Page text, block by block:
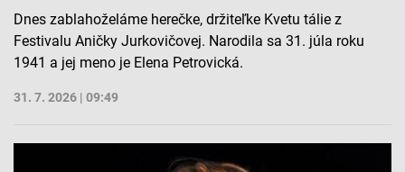
Dnes zablahoželáme herečke, držiteľke Kvetu tálie z
Festivalu Aničky Jurkovičovej. Narodila sa 31. júla roku
1941 a jej meno je Elena Petrovická.
31. 7. 2026 | 09:49